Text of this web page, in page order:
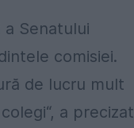
a Senatului
comisiei.
de lucru mult
a precizat